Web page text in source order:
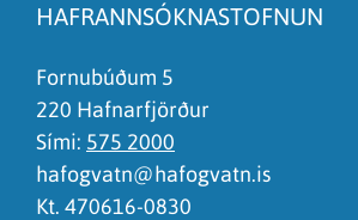
Það er of mikið efni á síðunni
Ég skil ekki efnið, finnst það of flókið
HAFRANNSÓKNASTOFNUN
Fornubúðum 5
220 Hafnarfjörður
Sími: 575 2000
hafogvatn@hafogvatn.is
Kt. 470616-0830